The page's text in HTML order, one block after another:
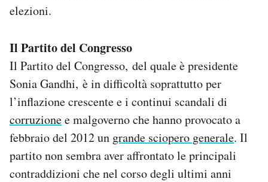
elezioni.
Il Partito del Congresso
Il Partito del Congresso, del quale è presidente
Sonia Gandhi, è in difficoltà soprattutto per
l’inflazione crescente e i continui scandali di
corruzionee malgoverno che hanno provocato a
febbraio del 2012 un grande sciopero generale. Il
partito non sembra aver affrontato le principali
contraddizioni che nel corso degli ultimi anni